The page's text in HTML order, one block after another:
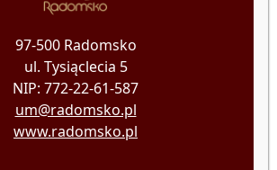
97-500 Radomsko
ul. Tysiąclecia 5
NIP: 772-22-61-587
um@radomsko.pl
www.radomsko.pl